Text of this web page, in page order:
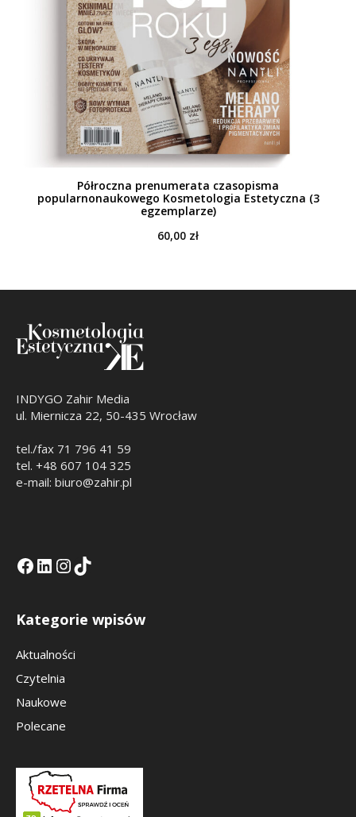
Półroczna prenumerata czasopisma
popularnonaukowego Kosmetologia Estetyczna (3
egzemplarze)
60,00 zł
INDYGO Zahir Media
ul. Miernicza 22, 50-435 Wrocław
tel./fax 71 796 41 59
tel. +48 607 104 325
e-mail: biuro@zahir.pl
Facebook
LinkedIn
Tik Tok KEInstagramm KE
Kategorie wpisów
Aktualności
Czytelnia
Naukowe
Polecane